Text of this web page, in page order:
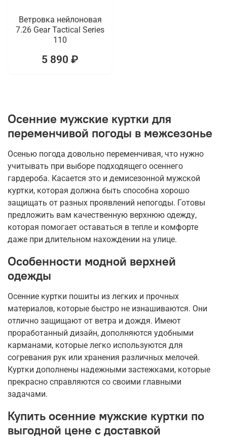
Ветровка нейлоновая
7.26 Gear Tactical Series
110
5 890 ₽
Осенние мужские куртки для
переменчивой погоды в межсезонье
Осенью погода довольно переменчивая, что нужно
учитывать при выборе подходящего осеннего
гардероба. Касается это и демисезонной мужской
куртки, которая должна быть способна хорошо
защищать от разных проявлений непогоды. Готовы
предложить вам качественную верхнюю одежду,
которая помогает оставаться в тепле и комфорте
даже при длительном нахождении на улице.
Особенности модной верхней
одежды
Осенние куртки пошиты из легких и прочных
материалов, которые быстро не изнашиваются. Они
отлично защищают от ветра и дождя. Имеют
проработанный дизайн, дополняются удобными
карманами, которые легко используются для
согревания рук или хранения различных мелочей.
Куртки дополнены надежными застежками, которые
прекрасно справляются со своими главными
задачами.
Купить осенние мужские куртки по
выгодной цене с доставкой